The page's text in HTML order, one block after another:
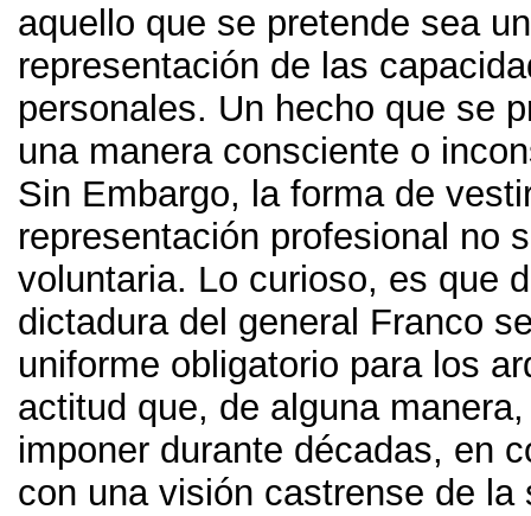
aquello que se pretende sea
representación de las
personales. Un hecho que se
una manera consciente o
Sin Embargo, la forma de
representación profesional no
voluntaria. Lo curioso, es que
dictadura del general Franco
uniforme obligatorio para los
actitud que, de alguna manera
imponer durante décadas, en
con una visión castrense de la